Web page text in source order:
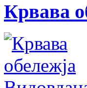
Крвава